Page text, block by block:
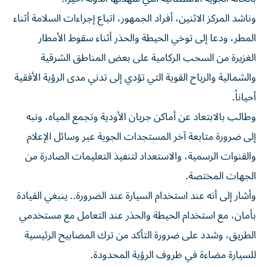
وناشد المركز الاثنين، أفراد الجمهور، اتباع إجراءات السلامة أثناء
المطر، ودعا إلى توخي الحيطة والحذر أثناء سقوط الأمطار
الغزيرة من السحب الركامية على بعض المناطق الشرقية
والشمالية والرياح القوية التي تؤدي إلى تدني مدى الرؤية الأفقية
أحياناً.
وطالب بالابتعاد عن أماكن جريان الأودية وتجمع المياه، ونبه
إلى ضرورة متابعة آخر المستجدات الجوية عبر وسائل الإعلام
والقنوات الرسمية، والاستعداد لتنفيذ التعليمات الصادرة من
الجهات المختصة.
وأشار إلى أنه عند استخدام السيارة عند الضرورة.. ينبغي القيادة
بأمان، مع استخدام الحيطة والحذر عند التعامل مع مستخدمي
الطريق، وشدد على ضرورة التأكد من ترك المصابيح الرئيسية
للسيارة مضاءة في ظروف الرؤية المحدودة.